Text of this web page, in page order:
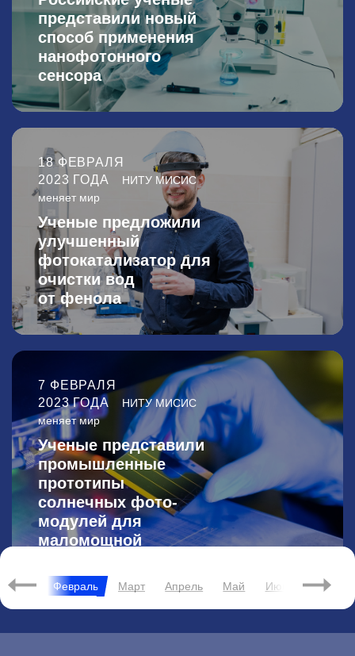
Февраль Март Апрель Май Июнь Июль
представили новый
способ применения
нанофотонного
сенсора
18 ФЕВРАЛЯ
2023 ГОДА
НИТУ МИСИС
меняет мир
Ученые предложили
улучшенный
фотокатализатор для
очистки вод
от фенола
7 ФЕВРАЛЯ
2023 ГОДА
НИТУ МИСИС
меняет мир
Ученые представили
промышленные
прототипы
солнечных фото-
модулей для
маломощной